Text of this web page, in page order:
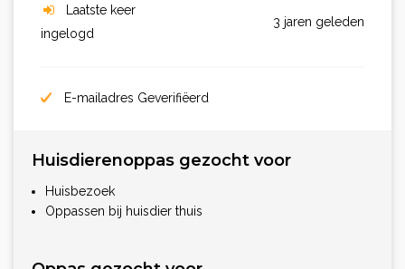
Laatste keer
ingelogd
3 jaren geleden
E-mailadres Geverifiëerd
Huisdierenoppas gezocht voor
Huisbezoek
Oppassen bij huisdier thuis